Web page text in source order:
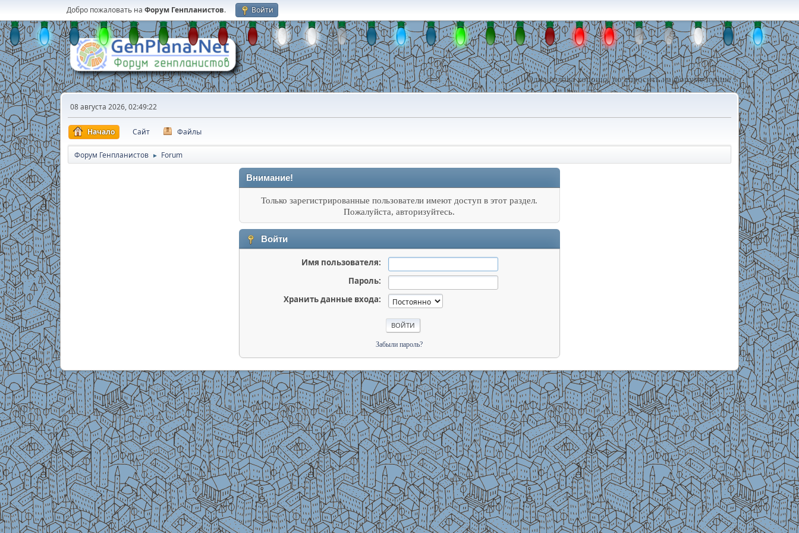
Добро пожаловать на Форум Генпланистов. Войти
Одна голова хорошо, но спросить на форуме лучше !
08 августа 2026, 02:49:22
Начало Сайт Файлы
Форум Генпланистов ► Forum
Внимание!
Только зарегистрированные пользователи имеют доступ в этот раздел.
Пожалуйста, авторизуйтесь.
Войти
Имя пользователя:
Пароль:
Хранить данные входа:
Забыли пароль?